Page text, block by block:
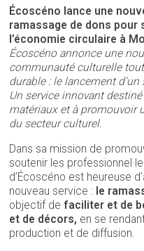
Écoscéno lance une
ramassage de dons
l’économie circulaire à
Écoscéno annonce une
communauté culturelle
durable : le lancement
Un service innovant
matériaux et à promouvoir
du secteur culturel.
Dans sa mission de
soutenir les
d’Écoscéno est heureuse
nouveau service : le
objectif de faciliter et de
et de décors, en se
production et de diffusion.